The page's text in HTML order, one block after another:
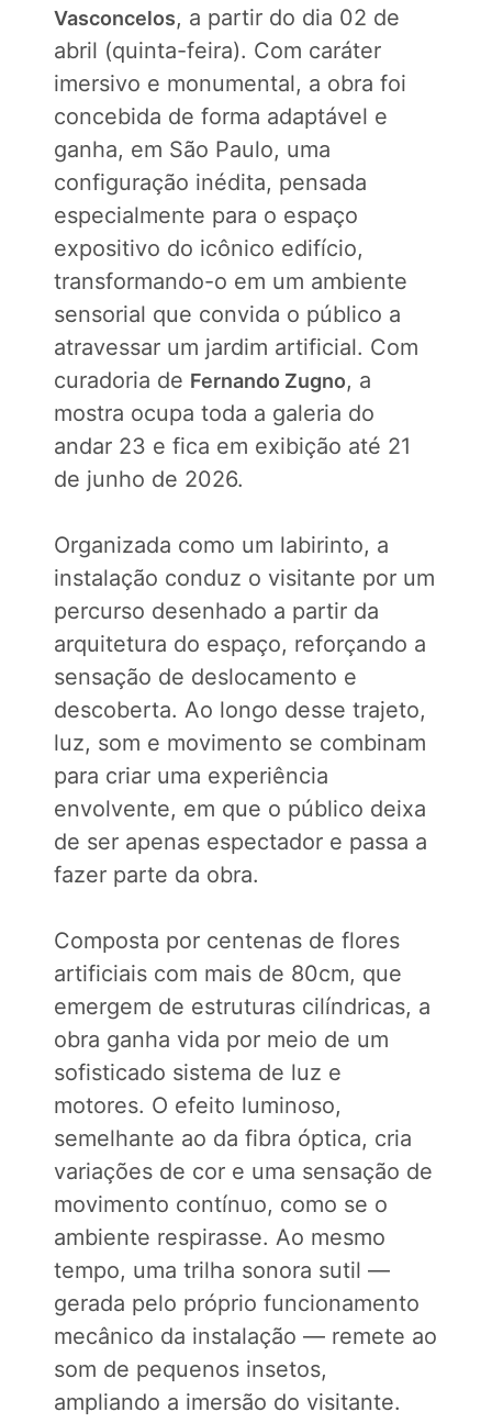
Vasconcelos, a partir do dia 02 de
abril (quinta-feira). Com caráter
imersivo e monumental, a obra foi
concebida de forma adaptável e
ganha, em São Paulo, uma
configuração inédita, pensada
especialmente para o espaço
expositivo do icônico edifício,
transformando-o em um ambiente
sensorial que convida o público a
atravessar um jardim artificial. Com
curadoria de Fernando Zugno, a
mostra ocupa toda a galeria do
andar 23 e fica em exibição até 21
de junho de 2026.
Organizada como um labirinto, a
instalação conduz o visitante por um
percurso desenhado a partir da
arquitetura do espaço, reforçando a
sensação de deslocamento e
descoberta. Ao longo desse trajeto,
luz, som e movimento se combinam
para criar uma experiência
envolvente, em que o público deixa
de ser apenas espectador e passa a
fazer parte da obra.
Composta por centenas de flores
artificiais com mais de 80cm, que
emergem de estruturas cilíndricas, a
obra ganha vida por meio de um
sofisticado sistema de luz e
motores. O efeito luminoso,
semelhante ao da fibra óptica, cria
variações de cor e uma sensação de
movimento contínuo, como se o
ambiente respirasse. Ao mesmo
tempo, uma trilha sonora sutil —
gerada pelo próprio funcionamento
mecânico da instalação — remete ao
som de pequenos insetos,
ampliando a imersão do visitante.